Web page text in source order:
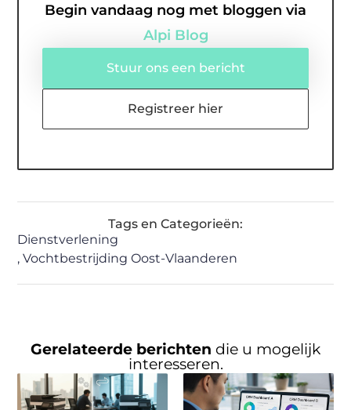
Begin vandaag nog met bloggen via
Alpi Blog
Stuur ons een bericht
Registreer hier
Tags en Categorieën:
Dienstverlening
,Vochtbestrijding Oost-Vlaanderen
Gerelateerde berichten die u mogelijk
interesseren.